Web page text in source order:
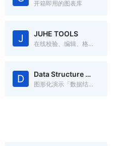
开箱即用的图表库
J JUHE TOOLS
在线校验、编辑、格式化JSON
D Data Structure Visualizations
图形化演示「数据结构」，更容易理解数据结构。